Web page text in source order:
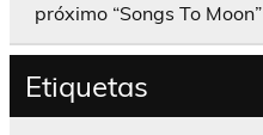
próximo “Songs To Moon”
Etiquetas